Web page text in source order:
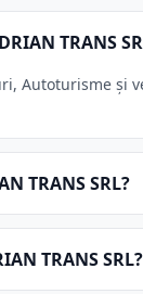
TRANS
Autoturisme
TRANS SRL?
TRANS SRL?